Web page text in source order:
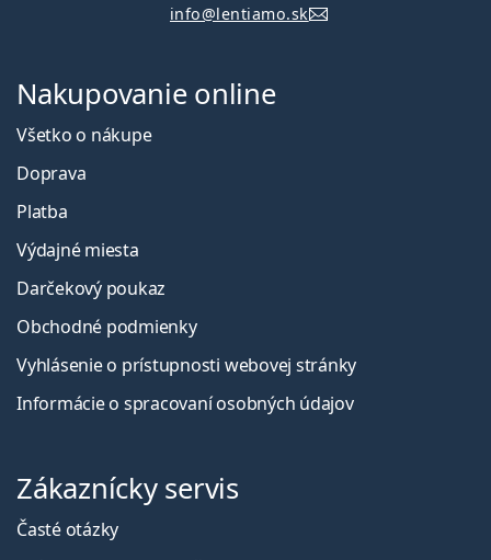
info@lentiamo.sk
Nakupovanie online
Všetko o nákupe
Doprava
Platba
Výdajné miesta
Darčekový poukaz
Obchodné podmienky
Vyhlásenie o prístupnosti webovej stránky
Informácie o spracovaní osobných údajov
Zákaznícky servis
Časté otázky